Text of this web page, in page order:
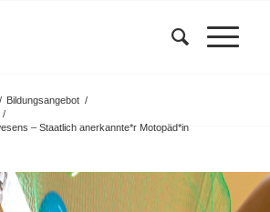
/ Bildungsangebot /
/
– Staatlich anerkannte*r Motopäd*in